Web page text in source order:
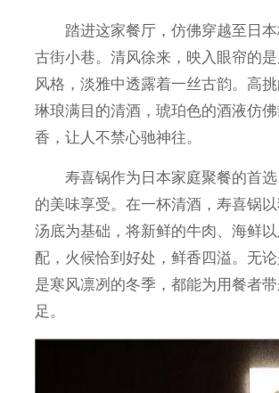
踏进这家餐厅，仿佛穿越至日本
古街小巷。清风徐来，映入眼帘的
风格，淡雅中透露着一丝古韵。高
琳琅满目的清酒，琥珀色的酒液仿
香，让人不禁心驰神往。
寿喜锅作为日本家庭聚餐的首选
的美味享受。在一杯清酒，寿喜锅
汤底为基础，将新鲜的牛肉、海鲜
配，火候恰到好处，鲜香四溢。无
是寒风凛冽的冬季，都能为用餐者
足。